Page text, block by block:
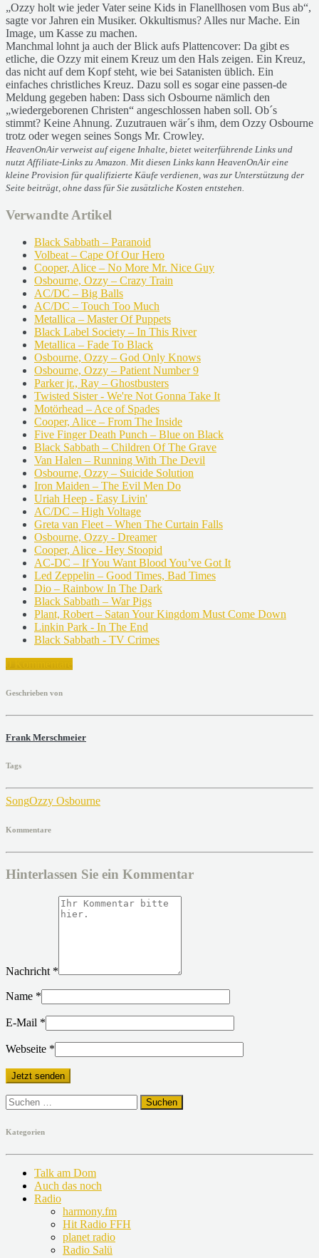
„Ozzy holt wie jeder Vater seine Kids in Flanellhosen vom Bus ab“,
sagte vor Jahren ein Musiker. Okkultismus? Alles nur Mache. Ein
Image, um Kasse zu machen.
Manchmal lohnt ja auch der Blick aufs Plattencover: Da gibt es
etliche, die Ozzy mit einem Kreuz um den Hals zeigen. Ein Kreuz,
das nicht auf dem Kopf steht, wie bei Satanisten üblich. Ein
einfaches christliches Kreuz. Dazu soll es sogar eine passen-de
Meldung gegeben haben: Dass sich Osbourne nämlich den
„wiedergeborenen Christen“ angeschlossen haben soll. Ob´s
stimmt? Keine Ahnung. Zuzutrauen wär´s ihm, dem Ozzy Osbourne
trotz oder wegen seines Songs Mr. Crowley.
HeavenOnAir verweist auf eigene Inhalte, bietet weiterführende Links und
nutzt Affiliate-Links zu Amazon. Mit diesen Links kann HeavenOnAir eine
kleine Provision für qualifizierte Käufe verdienen, was zur Unterstützung der
Seite beiträgt, ohne dass für Sie zusätzliche Kosten entstehen.
Verwandte Artikel
Black Sabbath – Paranoid
Volbeat – Cape Of Our Hero
Cooper, Alice – No More Mr. Nice Guy
Osbourne, Ozzy – Crazy Train
AC/DC – Big Balls
AC/DC – Touch Too Much
Metallica – Master Of Puppets
Black Label Society – In This River
Metallica – Fade To Black
Osbourne, Ozzy – God Only Knows
Osbourne, Ozzy – Patient Number 9
Parker jr., Ray – Ghostbusters
Twisted Sister - We're Not Gonna Take It
Motörhead – Ace of Spades
Cooper, Alice – From The Inside
Five Finger Death Punch – Blue on Black
Black Sabbath – Children Of The Grave
Van Halen – Running With The Devil
Osbourne, Ozzy – Suicide Solution
Iron Maiden – The Evil Men Do
Uriah Heep - Easy Livin'
AC/DC – High Voltage
Greta van Fleet – When The Curtain Falls
Osbourne, Ozzy - Dreamer
Cooper, Alice - Hey Stoopid
AC-DC – If You Want Blood You’ve Got It
Led Zeppelin – Good Times, Bad Times
Dio – Rainbow In The Dark
Black Sabbath – War Pigs
Plant, Robert – Satan Your Kingdom Must Come Down
Linkin Park - In The End
Black Sabbath - TV Crimes
Geschrieben von
Frank Merschmeier
Tags
SongOzzy Osbourne
Kommentare
Hinterlassen Sie ein Kommentar
Nachricht *
Name *
E-Mail *
Webseite *
Suchen
nach:
Kategorien
Talk am Dom
Auch das noch
Radio
harmony.fm
Hit Radio FFH
planet radio
Radio Salü